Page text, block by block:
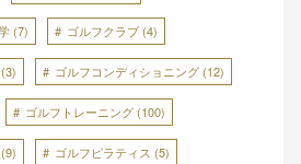
(7) ゴルフクラブ (4)
(3) ゴルフコンディショニング (12)
ゴルフトレーニング (100)
(9) ゴルフピラティス (5)